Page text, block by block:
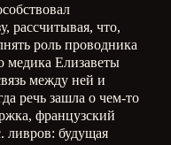
рассчитывая, что,
роль проводника
медика Елизаветы
между ней и
речь зашла о чем-то
французский
ливров: будущая